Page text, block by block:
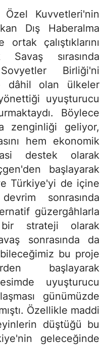
Kuvvetleri'nin
Dış Haberalma
çalıştıklarını
Savaş sırasında
Birliği'ni
dâhil olan ülkeler
uyuşturucu
Böylece
zenginliği geliyor,
hem ekonomik
destek olarak
başlayarak
Türkiye'yi de içine
sonrasında
güzergâhlarla
strateji olarak
sonrasında da
bu proje
başlayarak
uyuşturucu
günümüzde
Özellikle maddi
düştüğü bu
geleceğinde